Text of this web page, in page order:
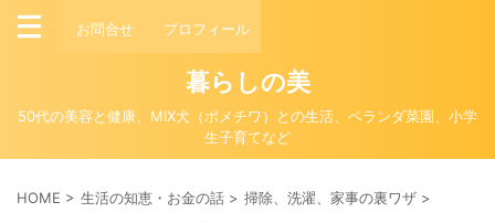
お問合せ プロフィール
暮らしの美
50代の美容と健康、MIX犬（ポメチワ）との生活、ベランダ菜園、小学
生子育てなど
HOME > 生活の知恵・お金の話 > 掃除、洗濯、家事の裏ワザ >